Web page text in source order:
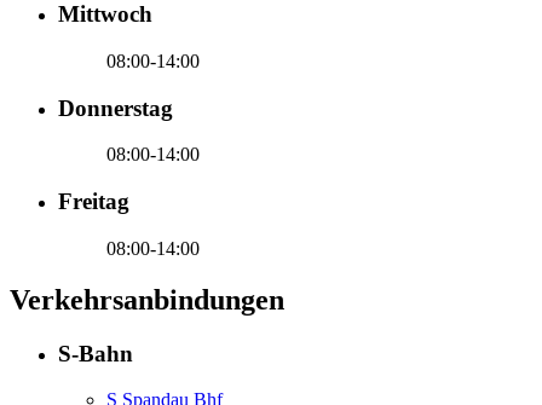
Mittwoch
08:00-14:00
Donnerstag
08:00-14:00
Freitag
08:00-14:00
Verkehrsanbindungen
S-Bahn
S Spandau Bhf